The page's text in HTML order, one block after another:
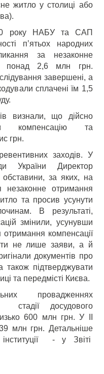
житло у столиці або
року НАБУ та САП
п’ятьох народних
за незаконне
понад 2,6 млн грн.
завершені, а
сплачені їм 1,5
визнали, що дійсно
компенсацію та
грн.
заходів. У
України Директор
за яких, на
незаконне отримання
та просив усунути
В результаті,
змінили, усунувши
отримання компенсації
не лише заяви, а й
документів про
також підтверджувати
та передмісті Києва.
провадженнях
досудового
600 млн грн. У ІІ
млн грн. Детальніше
інституції - у Звіті